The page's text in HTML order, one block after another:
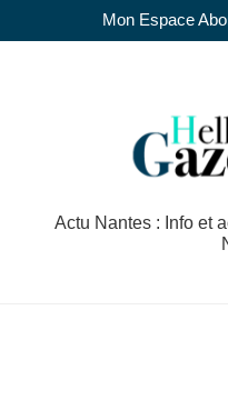
Mon Espace
Actu Nantes : Info et